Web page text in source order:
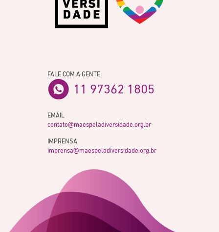
FALE COM A GENTE
11 97362 1805
EMAIL
contato@maespeladiversidade.org.br
IMPRENSA
imprensa@maespeladiversidade.org.br